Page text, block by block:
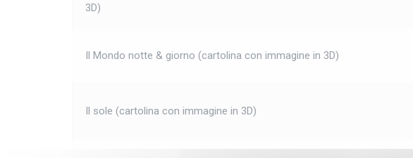
3D)
Il Mondo notte & giorno (cartolina con immagine in 3D)
Il sole (cartolina con immagine in 3D)